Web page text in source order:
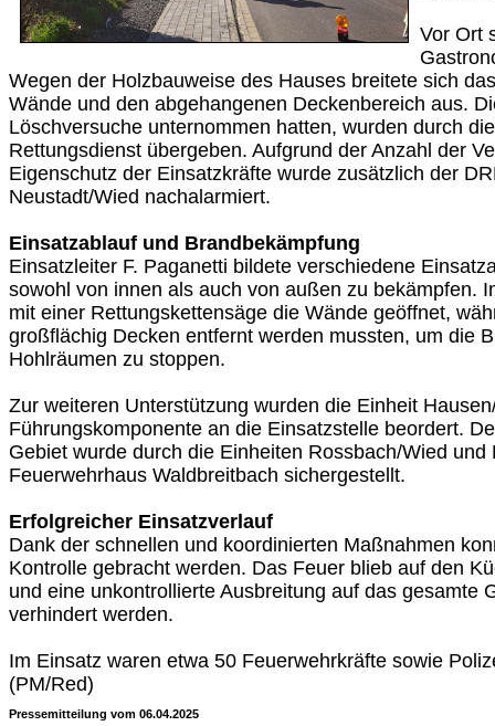
Vor Ort
Wegen der Holzbauweise des Hauses breitete sich
Wände und den abgehangenen Deckenbereich aus.
Löschversuche unternommen hatten, wurden durch
Rettungsdienst übergeben. Aufgrund der Anzahl der
Eigenschutz der Einsatzkräfte wurde zusätzlich der
Neustadt/Wied nachalarmiert.
Einsatzablauf und Brandbekämpfung
Einsatzleiter F. Paganetti bildete verschiedene
sowohl von innen als auch von außen zu bekämpfen.
mit einer Rettungskettensäge die Wände geöffnet,
großflächig Decken entfernt werden mussten, um die
Hohlräumen zu stoppen.
Zur weiteren Unterstützung wurden die Einheit
Führungskomponente an die Einsatzstelle beordert.
Gebiet wurde durch die Einheiten Rossbach/Wied und
Feuerwehrhaus Waldbreitbach sichergestellt.
Erfolgreicher Einsatzverlauf
Dank der schnellen und koordinierten Maßnahmen
Kontrolle gebracht werden. Das Feuer blieb auf den
und eine unkontrollierte Ausbreitung auf das gesamte
verhindert werden.
Im Einsatz waren etwa 50 Feuerwehrkräfte sowie
(PM/Red)
Pressemitteilung vom 06.04.2025